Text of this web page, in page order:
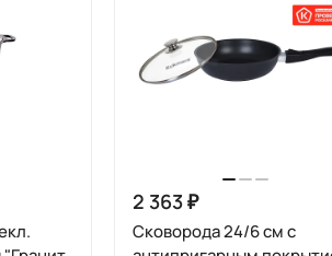
2 363 ₽
Сковорода 24/6 см с